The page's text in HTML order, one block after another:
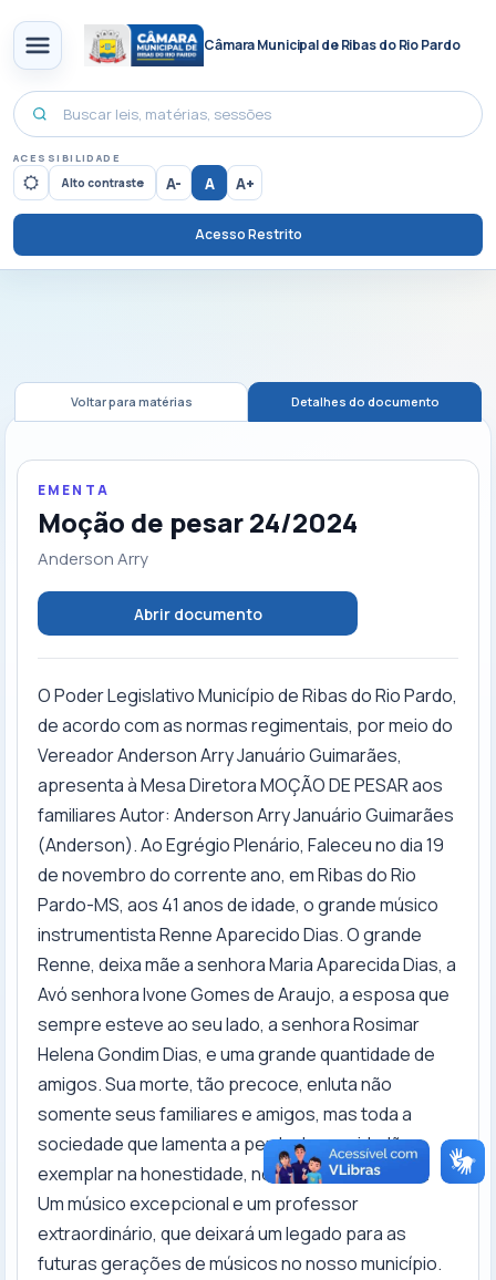
Câmara Municipal de Ribas do Rio Pardo
ACESSIBILIDADE
Alto contraste A- A A+
Acesso Restrito
Voltar para matérias Detalhes do documento
EMENTA
Moção de pesar 24/2024
Anderson Arry
Abrir documento
O Poder Legislativo Município de Ribas do Rio Pardo,
de acordo com as normas regimentais, por meio do
Vereador Anderson Arry Januário Guimarães,
apresenta à Mesa Diretora MOÇÃO DE PESAR aos
familiares Autor: Anderson Arry Januário Guimarães
(Anderson). Ao Egrégio Plenário, Faleceu no dia 19
de novembro do corrente ano, em Ribas do Rio
Pardo-MS, aos 41 anos de idade, o grande músico
instrumentista Renne Aparecido Dias. O grande
Renne, deixa mãe a senhora Maria Aparecida Dias, a
Avó senhora Ivone Gomes de Araujo, a esposa que
sempre esteve ao seu lado, a senhora Rosimar
Helena Gondim Dias, e uma grande quantidade de
amigos. Sua morte, tão precoce, enluta não
somente seus familiares e amigos, mas toda a
sociedade que lamenta a perda de um cidadão
exemplar na honestidade, no caráter e na honra.
Um músico excepcional e um professor
extraordinário, que deixará um legado para as
futuras gerações de músicos no nosso município.